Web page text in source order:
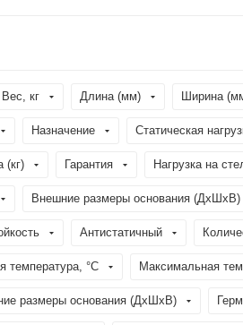
Вес, кг Длина (мм) Ширина
Назначение Статическая
(кг) Гарантия Нагрузка на
Внешние размеры основания (ДхШхВ)
Антистатичный
температура, °C Максимальная
размеры основания (ДхШхВ)